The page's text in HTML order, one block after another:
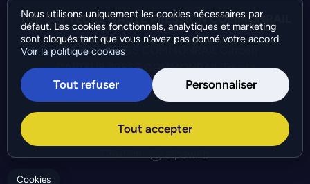
TOP CAPTEURS HAUTE PRESSION COMMONRAIL
CAPTEUR PRESS COMMONRAIL Citroen
CAPTEUR PRESS COMMONRAIL Toyota
CAPTEUR PRESS COMMONRAIL Alfa-Romeo
©Bresch SAS - Copyright 2026 - Tous droits réservés -
Préférences de cookies-Gérer mes cookies
Cookies
Nous utilisons uniquement les cookies nécessaires par
défaut. Les cookies fonctionnels, analytiques et marketing
sont bloqués tant que vous n'avez pas donné votre accord.
Voir la politique cookies
Tout refuser Personnaliser
Tout accepter